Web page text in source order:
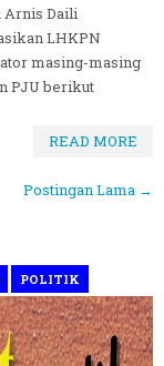
Arnis Daili
LHKPN
masing-masing
PJU berikut
READ MORE
Postingan Lama →
POLITIK